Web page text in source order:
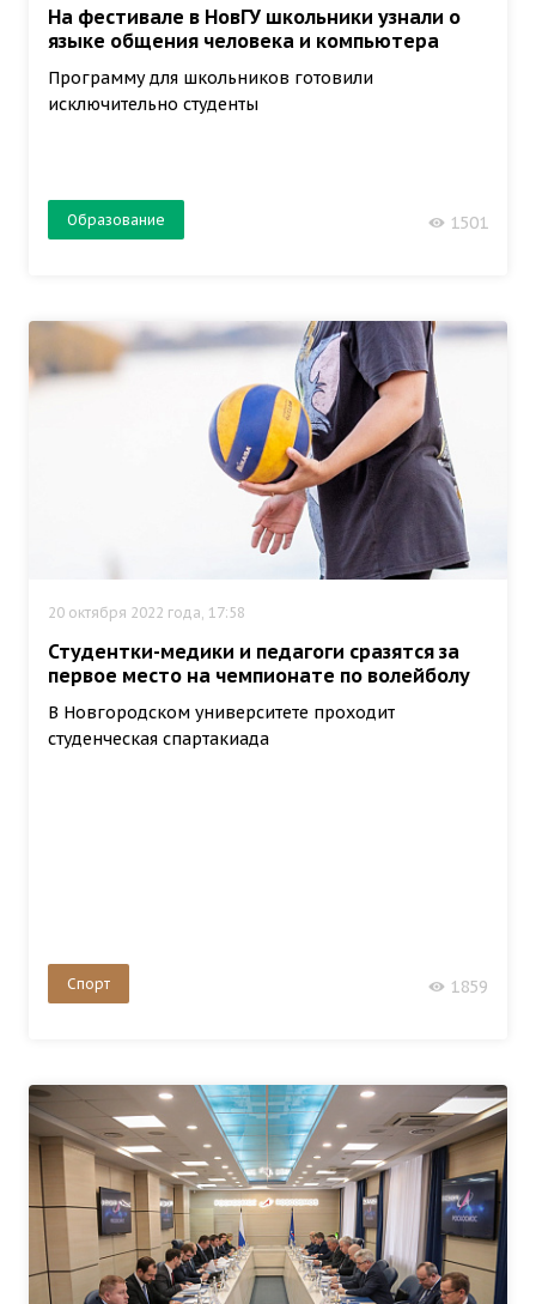
На фестивале в НовГУ школьники узнали о
языке общения человека и компьютера
Программу для школьников готовили
исключительно студенты
Образование 1501
20 октября 2022 года, 17:58
Студентки-медики и педагоги сразятся за
первое место на чемпионате по волейболу
В Новгородском университете проходит
студенческая спартакиада
Спорт 1859